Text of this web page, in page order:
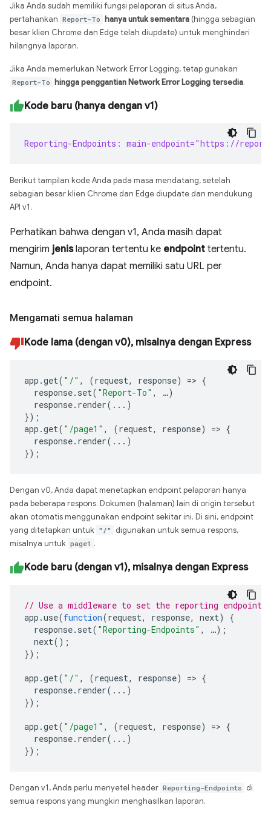
Jika Anda sudah memiliki fungsi pelaporan di situs Anda,
pertahankan Report-To hanya untuk sementara (hingga sebagian
besar klien Chrome dan Edge telah diupdate) untuk menghindari
hilangnya laporan.
Jika Anda memerlukan Network Error Logging, tetap gunakan
Report-To hingga penggantian Network Error Logging tersedia.
Kode baru (hanya dengan v1)
Reporting-Endpoints: main-endpoint="https://
Berikut tampilan kode Anda pada masa mendatang, setelah
sebagian besar klien Chrome dan Edge diupdate dan mendukung
API v1.
Perhatikan bahwa dengan v1, Anda masih dapat
mengirim jenislaporan tertentu ke endpoint tertentu.
Namun, Anda hanya dapat memiliki satu URL per
endpoint.
Mengamati semua halaman
Kode lama (dengan v0), misalnya dengan Express
app .get( "/" , (request, response) => {
response. set( "Report-To" , …)
response. render(...)
});
app .get( "/page1" , (request, response) => {
response. render(...)
});
Dengan v0, Anda dapat menetapkan endpoint pelaporan hanya
pada beberapa respons. Dokumen (halaman) lain di origin tersebut
akan otomatis menggunakan endpoint sekitar ini. Di sini, endpoint
yang ditetapkan untuk "/"
digunakan untuk semua respons,
misalnya untuk page1 .
Kode baru (dengan v1), misalnya dengan Express
// Use a middleware to set the reporting
app .use(function(request, response, next)
{
response. set( "Reporting-Endpoints" , …);
next();
});
app .get( "/" , (request, response) => {
response. render(...)
});
app .get( "/page1" , (request, response) => {
response. render(...)
});
Dengan v1, Anda perlu menyetel header Reporting-Endpoints di
semua respons yang mungkin menghasilkan laporan.